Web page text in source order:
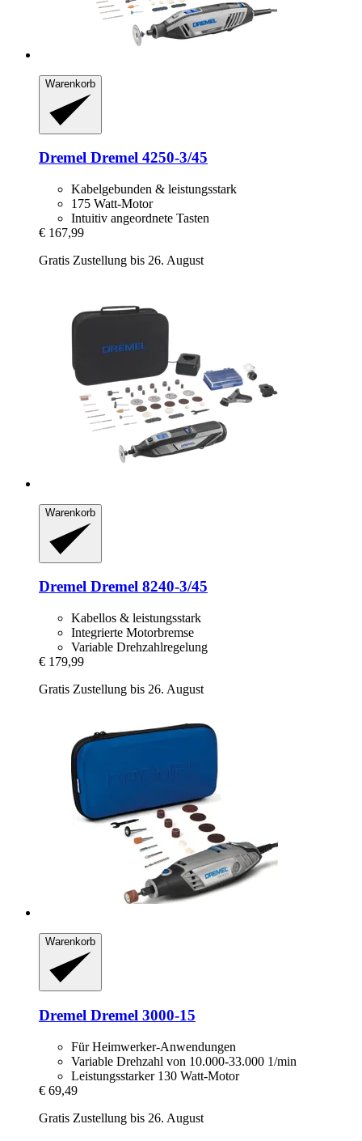
Warenkorb
Dremel Dremel 4250-​3/45
Kabelgebunden & leistungsstark
175 Watt-Motor
Intuitiv angeordnete Tasten
€ 167,99
Gratis Zustellung bis 26. August
Warenkorb
Dremel Dremel 8240-​3/45
Kabellos & leistungsstark
Integrierte Motorbremse
Variable Drehzahlregelung
€ 179,99
Gratis Zustellung bis 26. August
Warenkorb
Dremel Dremel 3000-​15
Für Heimwerker-Anwendungen
Variable Drehzahl von 10.000-33.000 1/min
Leistungsstarker 130 Watt-Motor
€ 69,49
Gratis Zustellung bis 26. August